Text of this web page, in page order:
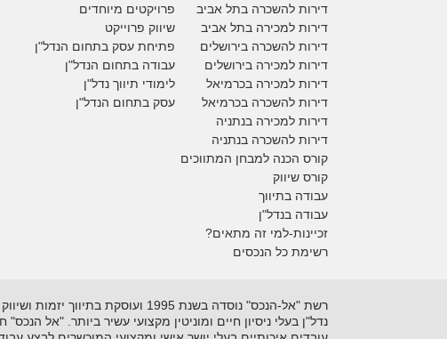
דירות להשכרה בתל אביב
דירות למכירה בתל אביב
דירות להשכרה בירושלים
דירות למכירה בירושלים
דירות למכירהבכרמיאל
דירות להשכרהבכרמיאל
דירות למכירה בנתניה
דירות להשכרה בנתניה
קורס הכנה למבחן המתווכים
קורס שיווק
עבודה בתיווך
עבודה בנדל"ן
זכיינות-למי זה מתאים?
פרויקטים מיוחדים
שיווק פרוייקט
פתיחת עסק בתחום הנדל"ן
עבודה בתחום הנדל"ן
לימודי תיווך נדל"ן
עסק בתחום הנדל"ן
רשימת כל הנכסים
נדל"ן בעלי ניסיון חיים ומוניטין מקצועי עשיר ביותר. "אל